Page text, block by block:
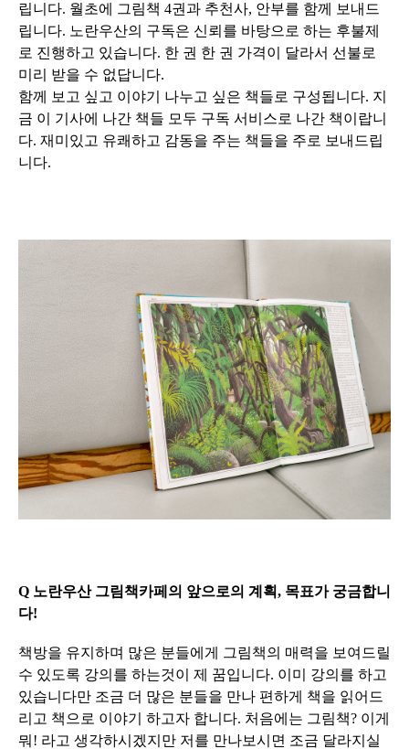
립니다. 월초에 그림책 4권과 추천사, 안부를 함께 보내드
립니다. 노란우산의 구독은 신뢰를 바탕으로 하는 후불제
로 진행하고 있습니다. 한 권 한 권 가격이 달라서 선불로
미리 받을 수 없답니다.
함께 보고 싶고 이야기 나누고 싶은 책들로 구성됩니다. 지
금 이 기사에 나간 책들 모두 구독 서비스로 나간 책이랍니
다. 재미있고 유쾌하고 감동을 주는 책들을 주로 보내드립
니다.
Q 노란우산 그림책카페의 앞으로의 계획, 목표가 궁금합니
다!
책방을 유지하며 많은 분들에게 그림책의 매력을 보여드릴
수 있도록 강의를 하는것이 제 꿈입니다. 이미 강의를 하고
있습니다만 조금 더 많은 분들을 만나 편하게 책을 읽어드
리고 책으로 이야기 하고자 합니다. 처음에는 그림책? 이게
뭐! 라고 생각하시겠지만 저를 만나보시면 조금 달라지실